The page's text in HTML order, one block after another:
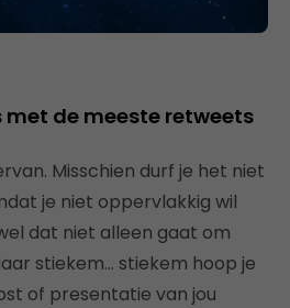
met de meeste retweets
Misschien durf je het niet
je niet oppervlakkig wil
dat niet alleen gaat om
stiekem… stiekem hoop je
of presentatie van jou